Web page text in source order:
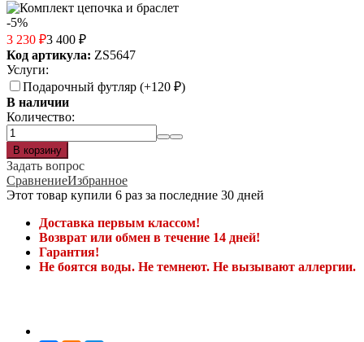
-5%
3 230 ₽3 400 ₽
Код артикула: ZS5647
Услуги:
Подарочный футляр (+120 ₽)
В наличии
Количество:
Задать вопрос
СравнениеИзбранное
Этот товар купили 6 раз за последние 30 дней
Доставка первым классом!
Возврат или обмен в течение 14 дней!
Гарантия!
Не боятся воды. Не темнеют. Не вызывают аллергии.